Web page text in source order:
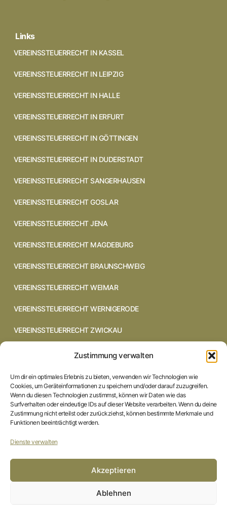
Zustimmung verwalten
Um dir ein optimales Erlebnis zu bieten, verwenden wir Technologien wie
Cookies, um Geräteinformationen zu speichern und/oder darauf zuzugreifen.
Wenn du diesen Technologien zustimmst, können wir Daten wie das
Surfverhalten oder eindeutige IDs auf dieser Website verarbeiten. Wenn du deine
Zustimmung nicht erteilst oder zurückziehst, können bestimmte Merkmale und
Funktionen beeinträchtigt werden.
Dienste verwalten
Akzeptieren
Ablehnen
Links
VEREINSSTEUERRECHT IN KASSEL
VEREINSSTEUERRECHT IN LEIPZIG
VEREINSSTEUERRECHT IN HALLE
VEREINSSTEUERRECHT IN ERFURT
VEREINSSTEUERRECHT IN GÖTTINGEN
VEREINSSTEUERRECHT IN DUDERSTADT
VEREINSSTEUERRECHT SANGERHAUSEN
VEREINSSTEUERRECHT GOSLAR
VEREINSSTEUERRECHT JENA
VEREINSSTEUERRECHT MAGDEBURG
VEREINSSTEUERRECHT BRAUNSCHWEIG
VEREINSSTEUERRECHT WEIMAR
VEREINSSTEUERRECHT WERNIGERODE
VEREINSSTEUERRECHT ZWICKAU
VEREINSSTEUERRECHT CHEMNITZ
VEREINSSTEUERRECHT DRESDEN
VEREINSSTEUERRECHT COTTBUS
VEREINSSTEUERRECHT IN BRAUNSCHWEIG
STARTSEITE